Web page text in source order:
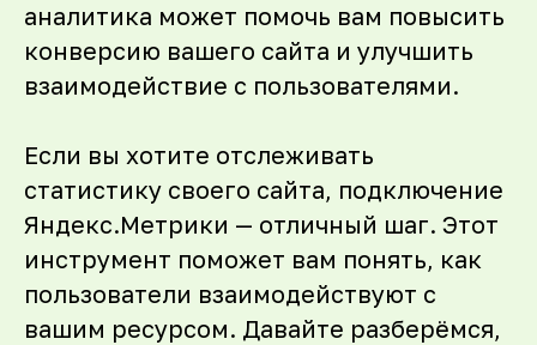
аналитика может помочь вам повысить
конверсию вашего сайта и улучшить
взаимодействие с пользователями.
Если вы хотите отслеживать
статистику своего сайта, подключение
Яндекс.Метрики — отличный шаг. Этот
инструмент поможет вам понять, как
пользователи взаимодействуют с
вашим ресурсом. Давайте разберёмся,